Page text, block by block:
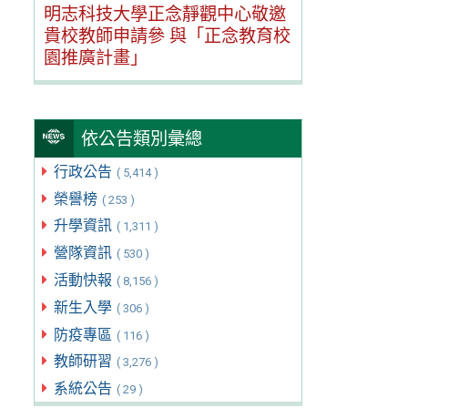
明志科技大學正念靜觀中心敬邀
貴校教師申請參 與「正念教育校
園推廣計畫」
依公告類別彙總
行政公告 ( 5,414 )
榮譽榜 ( 253 )
升學資訊 ( 1,311 )
營隊資訊 ( 530 )
活動快報 ( 8,156 )
新生入學 ( 306 )
防疫專區 ( 116 )
教師研習 ( 3,276 )
系統公告 ( 29 )